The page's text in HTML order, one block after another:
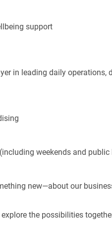
support
in leading daily
weekends and public
new—about our
the possibilities